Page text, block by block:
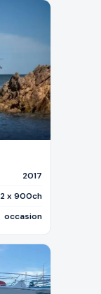
2017
2 x 900ch
occasion